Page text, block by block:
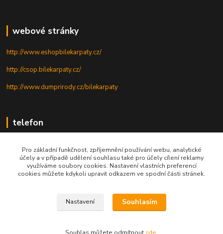
webové stránky
http://www.eshopbilekarpaty.cz/
http://csop.bilekarpaty.cz/
http://www.dumprirody.cz/bilekarpaty
telefon
+420 727 880 789
PO - PÁ: 9 - 17
© 2025; ZO ČSOP Bílé Karpaty
Pro základní funkčnost, zpříjemnění používání webu, analytické
účely a v případě udělení souhlasu také pro účely cílení reklamy
využíváme soubory cookies. Nastavení vlastních preferencí
cookies můžete kdykoli upravit odkazem ve spodní části stránek.
Nastavení Souhlasím